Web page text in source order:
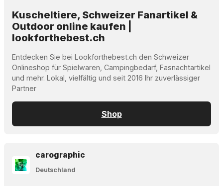
Kuscheltiere, Schweizer Fanartikel &
Outdoor online kaufen |
lookforthebest.ch
Entdecken Sie bei Lookforthebest.ch den Schweizer
Onlineshop für Spielwaren, Campingbedarf, Fasnachtartikel
und mehr. Lokal, vielfältig und seit 2016 Ihr zuverlässiger
Partner
Shop
carographic
Deutschland